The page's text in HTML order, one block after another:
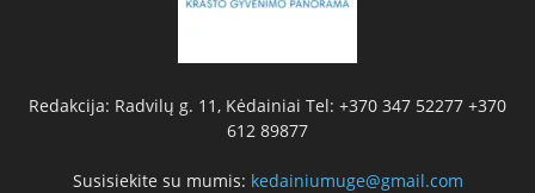
Redakcija: Radvilų g. 11, Kėdainiai Tel: +370 347 52277 +370
612 89877
Susisiekite su mumis: kedainiumuge@gmail.com